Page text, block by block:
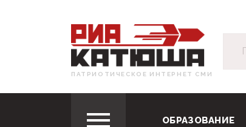
ПАТРИОТИЧЕСКОЕ ИНТЕРНЕТ СМИ
ОБРАЗОВАНИЕ